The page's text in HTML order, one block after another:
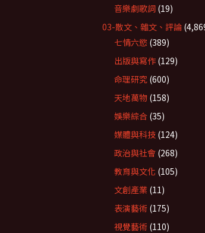
音樂劇歌詞 (19)
03-散文、雜文、評論
七情六慾 (389)
出版與寫作 (129)
命理研究 (600)
天地萬物 (158)
娛樂綜合 (35)
媒體與科技 (124)
政治與社會 (268)
教育與文化 (105)
文創產業 (11)
表演藝術 (175)
視覺藝術 (110)